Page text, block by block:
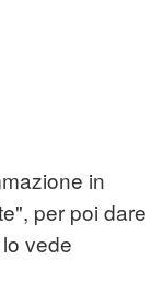
in
per poi dare
vede